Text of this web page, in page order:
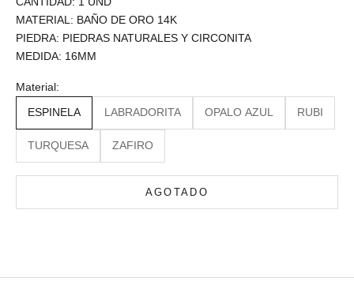
MATERIAL: BAÑO DE ORO 14K
PIEDRA: PIEDRAS NATURALES Y CIRCONITA
MEDIDA: 16MM
Material:
ESPINELA LABRADORITA OPALO AZUL RUBI
TURQUESA ZAFIRO
AGOTADO